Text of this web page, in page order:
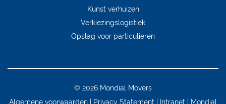
Kunst verhuizen
Verkiezingslogistiek
Opslag voor particulieren
© 2026 Mondial Movers
Algemene voorwaarden Privacy Statement Intranet Mondial